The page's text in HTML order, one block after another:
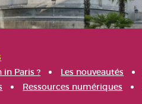
in Paris ? Les nouveautés
Ressources numériques